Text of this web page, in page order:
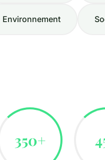
Environnement
350+